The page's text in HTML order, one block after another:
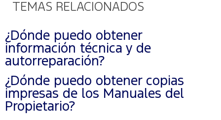
TEMAS RELACIONADOS
¿Dónde puedo obtener
información técnica y de
autorreparación?
¿Dónde puedo obtener copias
impresas de los Manuales del
Propietario?